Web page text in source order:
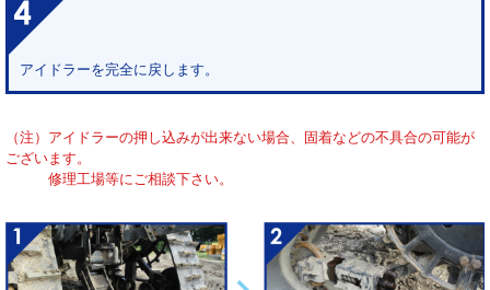
アイドラーを完全に戻します。
（注）アイドラーの押し込みが出来ない場合、固着などの不具合の可能が
ございます。
修理工場等にご相談下さい。